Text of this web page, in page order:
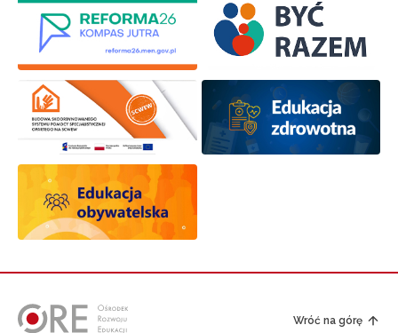
Wróć na górę